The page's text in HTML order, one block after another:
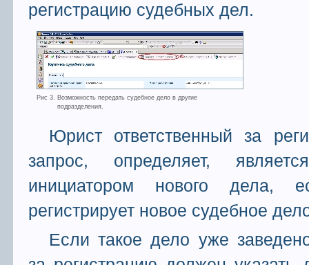
регистрацию судебных дел.
Рис 3. Возможность передать судебное дело в другие
подразделения.
Юрист ответственный за
запрос, определяет,
инициатором нового дела,
регистрирует новое судебное
Если такое дело уже